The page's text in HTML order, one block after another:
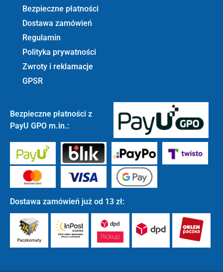
Bezpieczne płatności
Dostawa zamówień
Regulamin
Polityka prywatności
Zwroty i reklamacje
GPSR
Bezpieczne płatności z
PayU GPO m.in.:
Dostawa zamówień już od 13 zł: